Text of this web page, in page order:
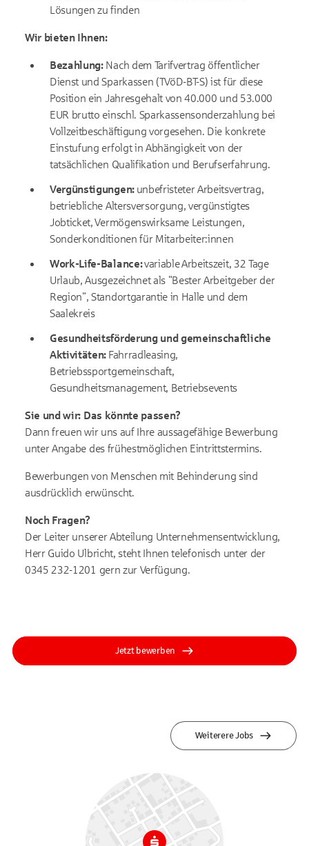
Lösungen zu finden
Wir bieten Ihnen:
Bezahlung: Nach dem Tarifvertrag öffentlicher
Dienst und Sparkassen (TVöD-BT-S) ist für diese
Position ein Jahresgehalt von 40.000 und 53.000
EUR brutto einschl. Sparkassensonderzahlung bei
Vollzeitbeschäftigung vorgesehen. Die konkrete
Einstufung erfolgt in Abhängigkeit von der
tatsächlichen Qualifikation und Berufserfahrung.
Vergünstigungen: unbefristeter Arbeitsvertrag,
betriebliche Altersversorgung, vergünstigtes
Jobticket, Vermögenswirksame Leistungen,
Sonderkonditionen für Mitarbeiter:innen
Work-Life-Balance:variable Arbeitszeit, 32 Tage
Urlaub, Ausgezeichnet als "Bester Arbeitgeber der
Region", Standortgarantie in Halle und dem
Saalekreis
Gesundheitsförderung und gemeinschaftliche
Aktivitäten: Fahrradleasing,
Betriebssportgemeinschaft,
Gesundheitsmanagement, Betriebsevents
Sie und wir: Das könnte passen?
Dann freuen wir uns auf Ihre aussagefähige Bewerbung
unter Angabe des frühestmöglichen Eintrittstermins.
Bewerbungen von Menschen mit Behinderung sind
ausdrücklich erwünscht.
Noch Fragen?
Der Leiter unserer Abteilung Unternehmensentwicklung,
Herr Guido Ulbricht, steht Ihnen telefonisch unter der
0345 232-1201 gern zur Verfügung.
Jetzt bewerben
Weiterere Jobs